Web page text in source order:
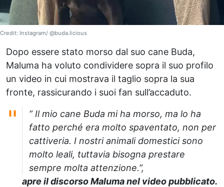
Credit: Instagram/ @buda.licious
Dopo essere stato morso dal suo cane Buda,
Maluma ha voluto condividere sopra il suo profilo
un video in cui mostrava il taglio sopra la sua
fronte, rassicurando i suoi fan sull’accaduto.
” Il mio cane Buda mi ha morso, ma lo ha
fatto perché era molto spaventato, non per
cattiveria. I nostri animali domestici sono
molto leali, tuttavia bisogna prestare
sempre molta attenzione.”,
apre il discorso Maluma nel video pubblicato.